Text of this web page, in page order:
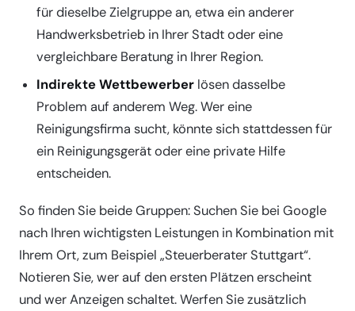
für dieselbe Zielgruppe an, etwa ein anderer
Handwerksbetrieb in Ihrer Stadt oder eine
vergleichbare Beratung in Ihrer Region.
Indirekte Wettbewerberlösen dasselbe
Problem auf anderem Weg. Wer eine
Reinigungsfirma sucht, könnte sich stattdessen für
ein Reinigungsgerät oder eine private Hilfe
entscheiden.
So finden Sie beide Gruppen: Suchen Sie bei Google
nach Ihren wichtigsten Leistungen in Kombination mit
Ihrem Ort, zum Beispiel „Steuerberater Stuttgart“.
Notieren Sie, wer auf den ersten Plätzen erscheint
und wer Anzeigen schaltet. Werfen Sie zusätzlich